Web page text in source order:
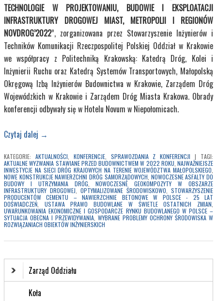
TECHNOLOGIE W PROJEKTOWANIU, BUDOWIE I EKSPLOATACJI
INFRASTRUKTURY DROGOWEJ MIAST, METROPOLII I REGIONÓW
NOVDROG’2022”, zorganizowana przez Stowarzyszenie Inżynierów i
Techników Komunikacji Rzeczpospolitej Polskiej Oddział w Krakowie
we współpracy z Politechniką Krakowską: Katedrą Dróg, Kolei i
Inżynierii Ruchu oraz Katedrą Systemów Transportowych, Małopolską
Okręgową Izbą Inżynierów Budownictwa w Krakowie, Zarządem Dróg
Wojewódzkich w Krakowie i Zarządem Dróg Miasta Krakowa. Obrady
konferencji odbywały się w Hotelu Novum w Niepołomicach.
Czytaj dalej →
KATEGORIE: AKTUALNOŚCI KONFERENCJE, SPRAWOZDANIA Z KONFERENCJI | TAGI:
AKTUALNE WYZWANIA STAWIANE PRZED BUDOWNICTWEM W 2022 ROKU NAJWAŻNIEJSZE
INWESTYCJE NA SIECI DRÓG KRAJOWYCH NA TERENIE WOJEWÓDZTWA MAŁOPOLSKIEGO
NOWE KONSTRUKCJE NAWIERZCHNI DRÓG SAMORZĄDOWYCH NOWOCZESNE ASFALTY DO
BUDOWY I UTRZYMANIA DRÓG ,NOWOCZESNE GEOKOMPOZYTY W OBSZARZE
INFRASTRUKTURY DROGOWEJ
OPTYMALIZOWANE ŚRODOWISKOWO
STOWARZYSZENIE
PRODUCENTÓW CEMENTU – NAWIERZCHNIE BETONOWE W POLSCE - 25 LAT
DOŚWIADCZEŃ
USTAWA PRAWO BUDOWLANE W ŚWIETLE OSTATNICH ZMIAN
UWARUNKOWANIA EKONOMICZNE I GOSPODARCZE RYNKU BUDOWLANEGO W POLSCE –
SYTUACJA OBECNA I PRZEWIDYWANIA WYBRANE PROBLEMY OCHRONY ŚRODOWISKA W
ROZWIĄZANIACH OBIEKTÓW INŻYNIERSKICH
Zarząd Oddziału
Koła